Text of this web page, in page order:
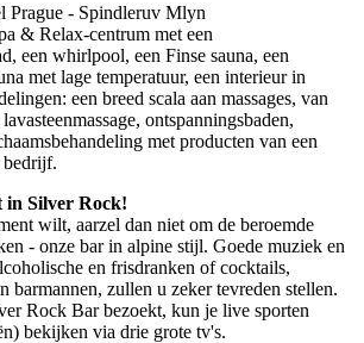
Prague - Spindleruv Mlyn
& Relax-centrum met een
een whirlpool, een Finse sauna, een
met lage temperatuur, een interieur in
een breed scala aan massages, van
ontspanningsbaden,
met producten van een
bedrijf.
in Silver Rock!
wilt, aarzel dan niet om de beroemde
- onze bar in alpine stijl. Goede muziek en
en frisdranken of cocktails,
barmannen, zullen u zeker tevreden stellen.
Rock Bar bezoekt, kun je live sporten
bekijken via drie grote tv's.